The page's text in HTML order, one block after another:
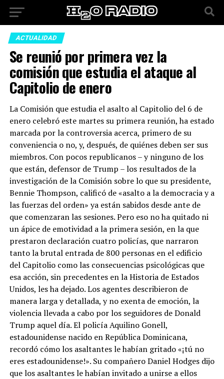
ACTUALIDAD
Se reunió por primera vez la
comisión que estudia el ataque al
Capitolio de enero
La Comisión que estudia el asalto al Capitolio del 6 de
enero celebró este martes su primera reunión, ha estado
marcada por la controversia acerca, primero de su
conveniencia o no, y, después, de quiénes deben ser sus
miembros. Con pocos republicanos – y ninguno de los
que están, defensor de Trump – los resultados de la
investigación de la Comisión sobre lo que su presidente,
Bennie Thompson, calificó de «asalto a la democracia y a
las fuerzas del orden» ya están sabidos desde ante de
que comenzaran las sesiones. Pero eso no ha quitado ni
un ápice de emotividad a la primera sesión, en la que
prestaron declaración cuatro policías, que narraron
tanto la brutal entrada de 800 personas en el edificio
del Capitolio como las consecuencias psicológicas que
esa acción, sin precedentes en la Historia de Estados
Unidos, les ha dejado. Los agentes describieron de
manera larga y detallada, y no exenta de emoción, la
violencia llevada a cabo por los seguidores de Donald
Trump aquel día. El policía Aquilino Gonell,
estadounidense nacido en República Dominicana,
recordó cómo los asaltantes le habían gritado «¡tú no
eres estadounidense!». Su compañero Daniel Hodges dijo
que los asaltantes le habían invitado a unirse a ellos